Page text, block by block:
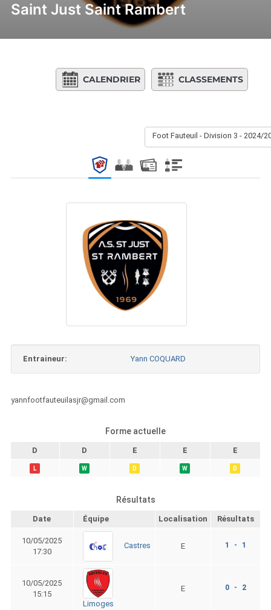
Saint Just Saint Rambert
CALENDRIER CLASSEMENTS
Foot Fauteuil - Division 3 - 2024/
Entraineur: Yann COQUARD
yannfootfauteuilasjr@gmail.com
Forme actuelle
D D E E E
L W D W D
Résultats
Date Équipe Localisation Résultats
10/05/2025
17:30
Castres E 1 - 1
10/05/2025
15:15
Limoges
E 0 - 2